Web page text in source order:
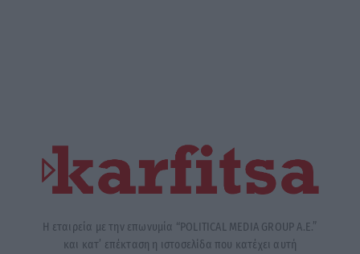
Η εταιρεία με την επωνυμία “POLITICAL MEDIA GROUP A.E.”
και κατ’ επέκταση η ιστοσελίδα που κατέχει αυτή